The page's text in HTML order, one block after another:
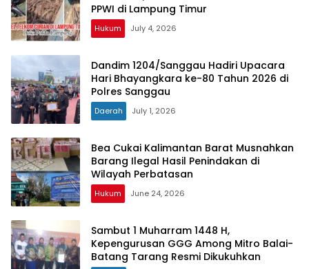
PPWI di Lampung Timur
Hukum July 4, 2026
Dandim 1204/Sanggau Hadiri Upacara
Hari Bhayangkara ke-80 Tahun 2026 di
Polres Sanggau
Daerah July 1, 2026
Bea Cukai Kalimantan Barat Musnahkan
Barang Ilegal Hasil Penindakan di
Wilayah Perbatasan
Hukum June 24, 2026
Sambut 1 Muharram 1448 H,
Kepengurusan GGG Among Mitro Balai-
Batang Tarang Resmi Dikukuhkan